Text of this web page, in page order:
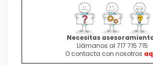
Necesitas
Llámanos al 717 715 715
O contacta con nosotros